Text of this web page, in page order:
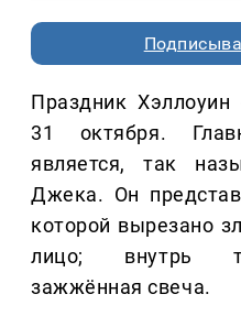
Праздник Хэллоуин
31 октября.
является, так
Джека. Он
которой вырезано
лицо; внутрь
зажжённая свеча.